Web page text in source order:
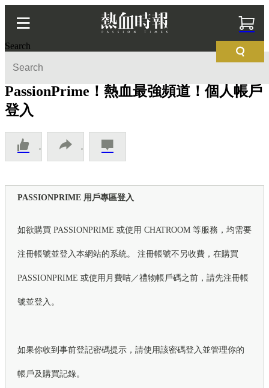
Search
PassionPrime！熱血最強頻道！個人帳戶
登入
PASSIONPRIME 用戶專區登入
如欲購買 PASSIONPRIME 或使用 CHATROOM 等服務，均需要
注冊帳號並登入本網站的系統。 注冊帳號不另收費，在購買
PASSIONPRIME 或使用月費咭／禮物帳戶碼之前，請先注冊帳
號並登入。
如果你收到事前登記密碼提示，請使用該密碼登入並管理你的
帳戶及購買記錄。